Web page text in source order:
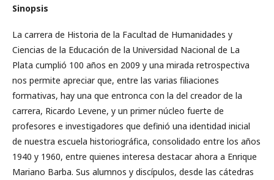
Sinopsis
La carrera de Historia de la Facultad de Humanidades y
Ciencias de la Educación de la Universidad Nacional de La
Plata cumplió 100 años en 2009 y una mirada retrospectiva
nos permite apreciar que, entre las varias filiaciones
formativas, hay una que entronca con la del creador de la
carrera, Ricardo Levene, y un primer núcleo fuerte de
profesores e investigadores que definió una identidad inicial
de nuestra escuela historiográfica, consolidado entre los años
1940 y 1960, entre quienes interesa destacar ahora a Enrique
Mariano Barba. Sus alumnos y discípulos, desde las cátedras